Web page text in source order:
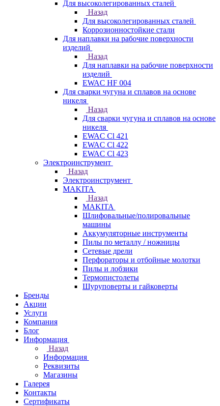
Для высоколегированных сталей
Назад
Для высоколегированных сталей
Коррозионностойкие стали
Для наплавки на рабочие поверхности
изделий
Назад
Для наплавки на рабочие поверхности
изделий
EWAC HF 004
Для сварки чугуна и сплавов на основе
никеля
Назад
Для сварки чугуна и сплавов на основе
никеля
EWAC Cl 421
EWAC Cl 422
EWAC Cl 423
Электроинструмент
Назад
Электроинструмент
МAKITA
Назад
МAKITA
Шлифовальные/полировальные
машины
Аккумуляторные инструменты
Пилы по металлу / ножницы
Сетевые дрели
Перфораторы и отбойные молотки
Пилы и лобзики
Термопистолеты
Шуруповерты и гайковерты
Бренды
Акции
Услуги
Компания
Блог
Информация
Назад
Информация
Реквизиты
Магазины
Галерея
Контакты
Сертификаты